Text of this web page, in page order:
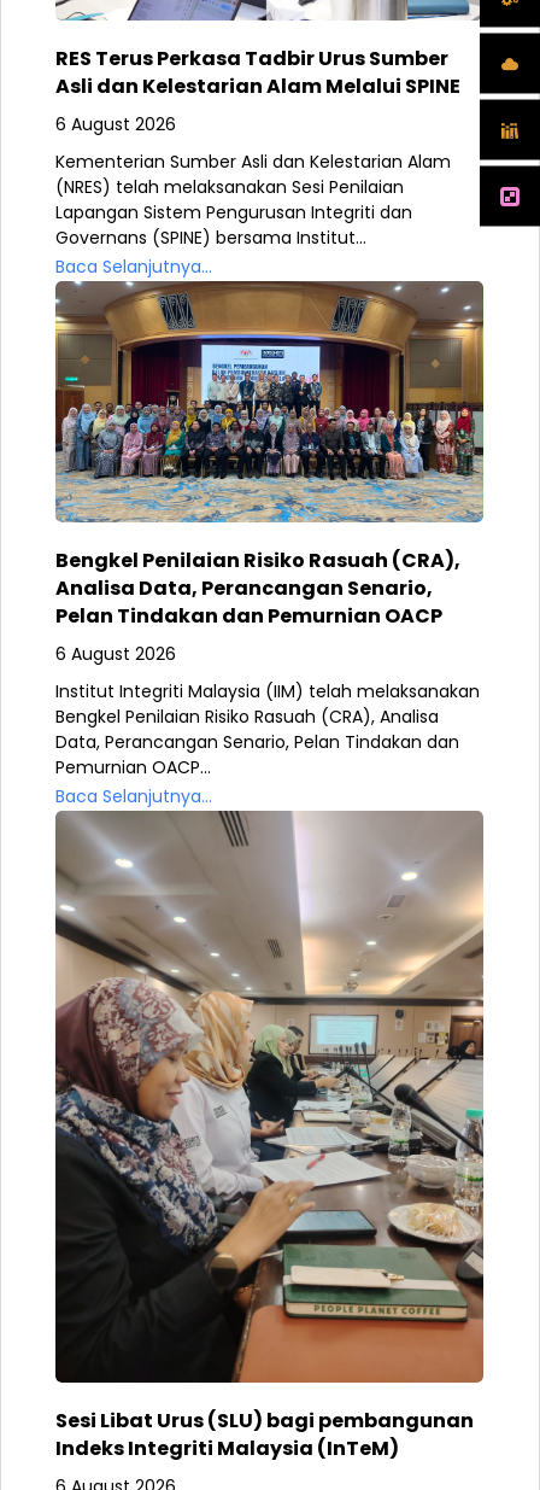
RES Terus Perkasa Tadbir Urus Sumber
Asli dan Kelestarian Alam Melalui SPINE
6 August 2026
Kementerian Sumber Asli dan Kelestarian Alam
(NRES) telah melaksanakan Sesi Penilaian
Lapangan Sistem Pengurusan Integriti dan
Governans (SPINE) bersama Institut...
Baca Selanjutnya...
Bengkel Penilaian Risiko Rasuah (CRA),
Analisa Data, Perancangan Senario,
Pelan Tindakan dan Pemurnian OACP
6 August 2026
Institut Integriti Malaysia (IIM) telah melaksanakan
Bengkel Penilaian Risiko Rasuah (CRA), Analisa
Data, Perancangan Senario, Pelan Tindakan dan
Pemurnian OACP...
Baca Selanjutnya...
Sesi Libat Urus (SLU) bagi pembangunan
Indeks Integriti Malaysia (InTeM)